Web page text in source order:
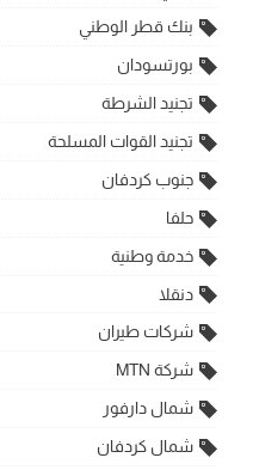
بنك قطر الوطني
بورتسودان
تجنيد الشرطة
تجنيد القوات المسلحة
جنوب كردفان
حلفا
خدمة وطنية
دنقلا
شركات طيران
شركة MTN
شمال دارفور
شمال كردفان